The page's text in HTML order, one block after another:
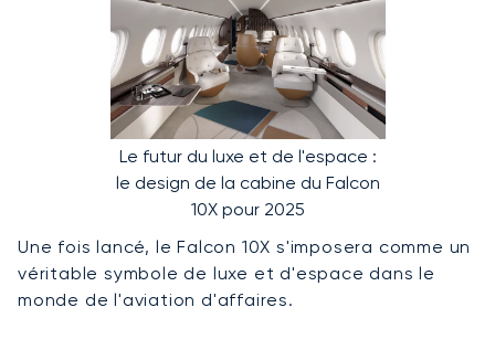
Le futur du luxe et de l'espace :
le design de la cabine du Falcon
10X pour 2025
Une fois lancé, le Falcon 10X s'imposera comme un
véritable symbole de luxe et d'espace dans le
monde de l'aviation d'affaires.